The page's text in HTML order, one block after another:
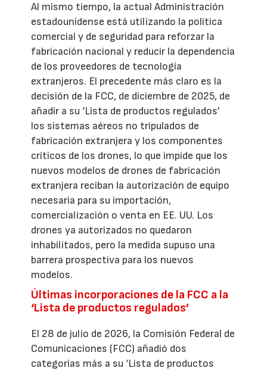
Al mismo tiempo, la actual Administración
estadounidense está utilizando la política
comercial y de seguridad para reforzar la
fabricación nacional y reducir la dependencia
de los proveedores de tecnología
extranjeros. El precedente más claro es la
decisión de la FCC, de diciembre de 2025, de
añadir a su ‘Lista de productos regulados’
los sistemas aéreos no tripulados de
fabricación extranjera y los componentes
críticos de los drones, lo que impide que los
nuevos modelos de drones de fabricación
extranjera reciban la autorización de equipo
necesaria para su importación,
comercialización o venta en EE. UU. Los
drones ya autorizados no quedaron
inhabilitados, pero la medida supuso una
barrera prospectiva para los nuevos
modelos.
Últimas incorporaciones de la FCC a la
‘Lista de productos regulados’
El 28 de julio de 2026, la Comisión Federal de
Comunicaciones (FCC) añadió dos
categorías más a su ‘Lista de productos